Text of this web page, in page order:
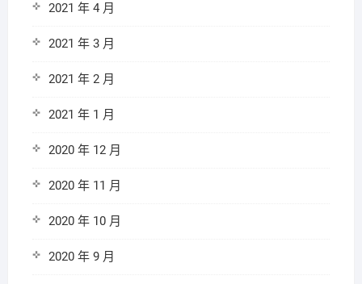
2021 年 4 月
2021 年 3 月
2021 年 2 月
2021 年 1 月
2020 年 12 月
2020 年 11 月
2020 年 10 月
2020 年 9 月